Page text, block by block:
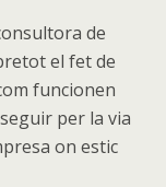
de
el fet de
funcionen
per la via
on estic